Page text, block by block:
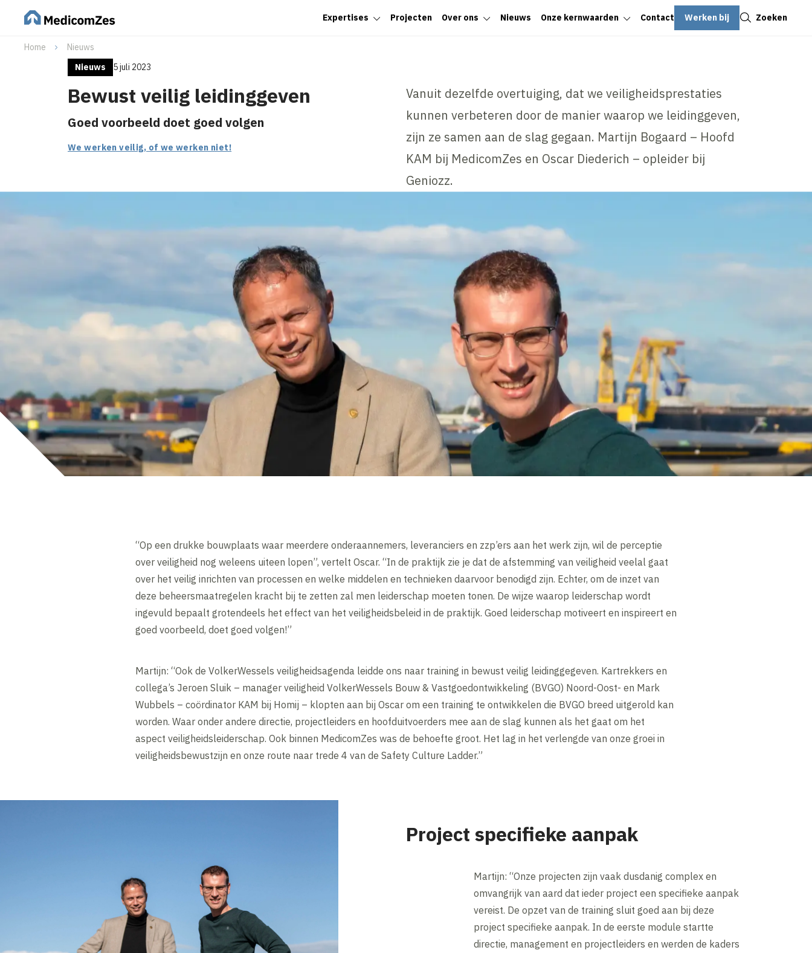
Expertises Projecten Over ons Nieuws Onze kernwaarden Contact Werken bij Zoeken
Home
Nieuws
Nieuws
5 juli 2023
Bewust veilig leidinggeven
Goed voorbeeld doet goed volgen
We werken veilig, of we werken niet!
Vanuit dezelfde overtuiging, dat we veiligheidsprestaties
kunnen verbeteren door de manier waarop we leidinggeven,
zijn ze samen aan de slag gegaan. Martijn Bogaard – Hoofd
KAM bij MedicomZes en Oscar Diederich – opleider bij
Geniozz.
“Op een drukke bouwplaats waar meerdere onderaannemers, leveranciers en zzp’ers aan het werk zijn, wil de perceptie
over veiligheid nog weleens uiteen lopen”, vertelt Oscar. “In de praktijk zie je dat de afstemming van veiligheid veelal gaat
over het veilig inrichten van processen en welke middelen en technieken daarvoor benodigd zijn. Echter, om de inzet van
deze beheersmaatregelen kracht bij te zetten zal men leiderschap moeten tonen. De wijze waarop leiderschap wordt
ingevuld bepaalt grotendeels het effect van het veiligheidsbeleid in de praktijk. Goed leiderschap motiveert en inspireert en
goed voorbeeld, doet goed volgen!”
Martijn: “Ook de VolkerWessels veiligheidsagenda leidde ons naar training in bewust veilig leidinggegeven. Kartrekkers en
collega’s Jeroen Sluik – manager veiligheid VolkerWessels Bouw & Vastgoedontwikkeling (BVGO) Noord-Oost- en Mark
Wubbels – coördinator KAM bij Homij – klopten aan bij Oscar om een training te ontwikkelen die BVGO breed uitgerold kan
worden. Waar onder andere directie, projectleiders en hoofduitvoerders mee aan de slag kunnen als het gaat om het
aspect veiligheidsleiderschap. Ook binnen MedicomZes was de behoefte groot. Het lag in het verlengde van onze groei in
veiligheidsbewustzijn en onze route naar trede 4 van de Safety Culture Ladder.”
Project specifieke aanpak
Martijn: “Onze projecten zijn vaak dusdanig complex en
omvangrijk van aard dat ieder project een specifieke aanpak
vereist. De opzet van de training sluit goed aan bij deze
project specifieke aanpak. In de eerste module startte
directie, management en projectleiders en werden de kaders
Sluiten